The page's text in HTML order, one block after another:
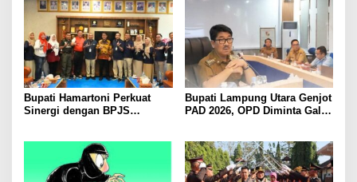
Perkuat Kamtibmas
Bupati Hamartoni Perkuat
Sinergi dengan BPJS
Bupati Lampung Utara Genjot
PAD 2026, OPD Diminta Gali